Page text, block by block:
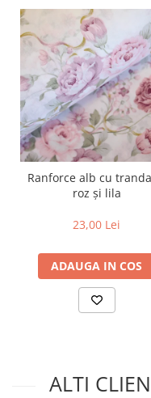
Ranforce alb cu
roz și lila
23,00 Lei
ADAUGA IN COS
ALTI